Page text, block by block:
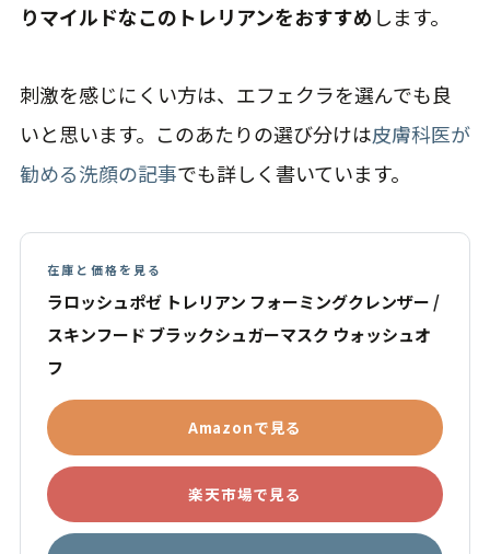
りマイルドなこのトレリアンをおすすめします。
刺激を感じにくい方は、エフェクラを選んでも良
いと思います。このあたりの選び分けは皮膚科医が
勧める洗顔の記事でも詳しく書いています。
在庫と価格を見る
ラロッシュポゼ トレリアン フォーミングクレンザー /
スキンフード ブラックシュガーマスク ウォッシュオ
フ
Amazonで見る
楽天市場で見る